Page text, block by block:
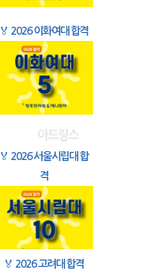
🏅 2026 이화여대 합격
🏅 2026 서울시립대 합
격
🏅 2026 고려대 합격